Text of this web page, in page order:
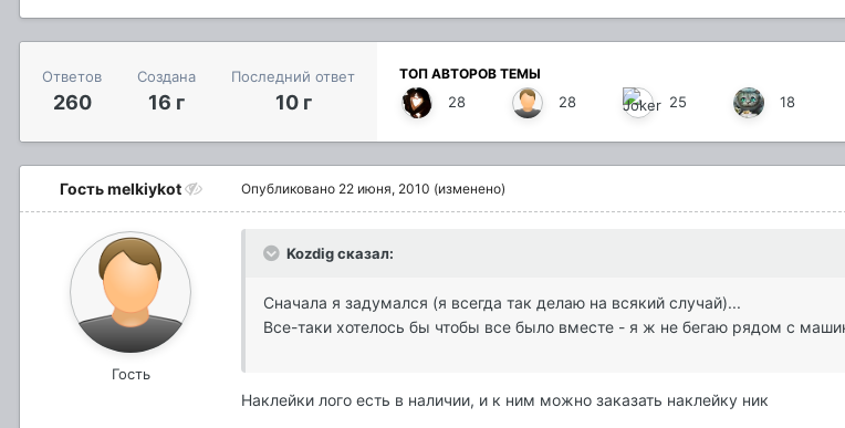
Ответов
260
Создана
16 г
Последний ответ
10 г
ТОП АВТОРОВ ТЕМЫ
28 28 25 18
Гость melkiykot
Гость
Опубликовано 22 июня, 2010 (изменено)
Kozdig сказал:
Сначала я задумался (я всегда так делаю на всякий случай)...
Все-таки хотелось бы чтобы все было вместе - я ж не бегаю рядом с
Наклейки лого есть в наличии, и к ним можно заказать наклейку ник